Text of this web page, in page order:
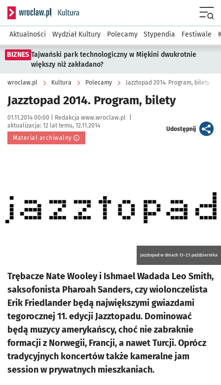
Serwis informacyjny wroclaw.pl podserwis: Kultura
Aktualności Wydział Kultury Polecamy Stypendia Festiwale
BIZNES Tajwański park technologiczny w Miękini dwukrotnie
większy niż zakładano?
wroclaw.pl Kultura Polecamy Jazztopad 2014. Program, bilety
Jazztopad 2014. Program, bilety
Data publikacji:
01.11.2014 00:00 | Autor:
Redakcja www.wroclaw.pl
aktualizacja: 12 lat temu, 12.11.2014
Materiał archiwalny
Udostępnijartykuł
Jazztopad w dniach 13-23 października
Trębacze Nate Wooley i Ishmael Wadada Leo Smith,
saksofonista Pharoah Sanders, czy wiolonczelista
Erik Friedlander będą największymi gwiazdami
tegorocznej 11. edycji Jazztopadu. Dominować
będą muzycy amerykańscy, choć nie zabraknie
formacji z Norwegii, Francji, a nawet Turcji. Oprócz
tradycyjnych koncertów także kameralne jam
session w prywatnych mieszkaniach.